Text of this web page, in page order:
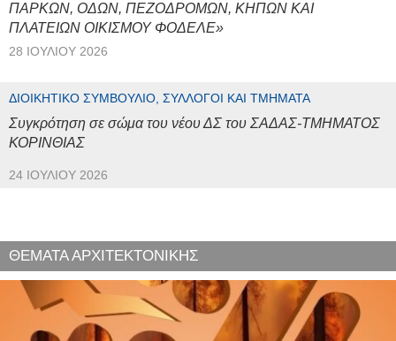
ΠΑΡΚΩΝ, ΟΔΩΝ, ΠΕΖΟΔΡΟΜΩΝ, ΚΗΠΩΝ ΚΑΙ
ΠΛΑΤΕΙΩΝ ΟΙΚΙΣΜΟΥ ΦΟΔΕΛΕ»
28 ΙΟΥΛΊΟΥ 2026
ΔΙΟΙΚΗΤΙΚΌ ΣΥΜΒΟΎΛΙΟ, ΣΎΛΛΟΓΟΙ ΚΑΙ ΤΜΉΜΑΤΑ
Συγκρότηση σε σώμα του νέου ΔΣ του ΣΑΔΑΣ-ΤΜΗΜΑΤΟΣ
ΚΟΡΙΝΘΙΑΣ
24 ΙΟΥΛΊΟΥ 2026
ΘΕΜΑΤΑ ΑΡΧΙΤΕΚΤΟΝΙΚΗΣ